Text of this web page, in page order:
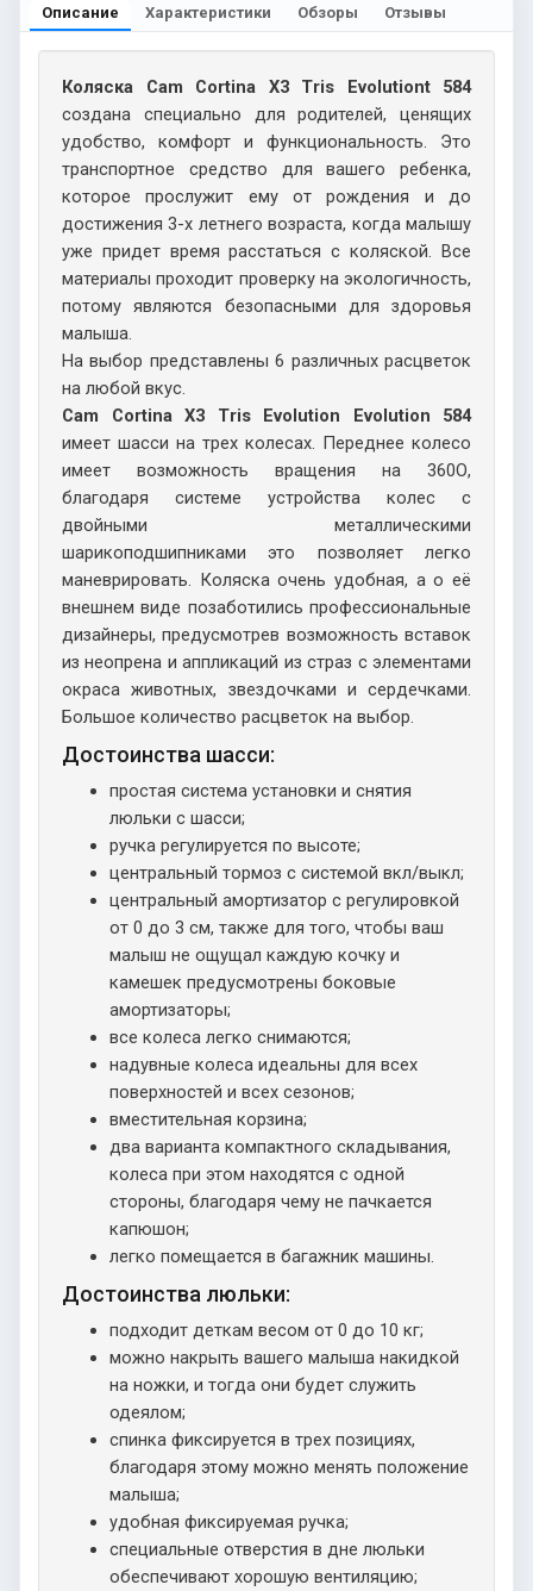
Описание Характеристики Обзоры Отзывы
Коляска Cam Cortina X3 Tris Evolutiont 584
создана специально для родителей, ценящих
удобство, комфорт и функциональность. Это
транспортное средство для вашего ребенка,
которое прослужит ему от рождения и до
достижения 3-х летнего возраста, когда малышу
уже придет время расстаться с коляской. Все
материалы проходит проверку на экологичность,
потому являются безопасными для здоровья
малыша.
На выбор представлены 6 различных расцветок
на любой вкус.
Cam Cortina X3 Tris Evolution Evolution 584
имеет шасси на трех колесах. Переднее колесо
имеет возможность вращения на 360О,
благодаря системе устройства колес с
двойными металлическими
шарикоподшипниками это позволяет легко
маневрировать. Коляска очень удобная, а о её
внешнем виде позаботились профессиональные
дизайнеры, предусмотрев возможность вставок
из неопрена и аппликаций из страз с элементами
окраса животных, звездочками и сердечками.
Большое количество расцветок на выбор.
Достоинства шасси:
простая система установки и снятия
люльки с шасси;
ручка регулируется по высоте;
центральный тормоз с системой вкл/выкл;
центральный амортизатор с регулировкой
от 0 до 3 см, также для того, чтобы ваш
малыш не ощущал каждую кочку и
камешек предусмотрены боковые
амортизаторы;
все колеса легко снимаются;
надувные колеса идеальны для всех
поверхностей и всех сезонов;
вместительная корзина;
два варианта компактного складывания,
колеса при этом находятся с одной
стороны, благодаря чему не пачкается
капюшон;
легко помещается в багажник машины.
Достоинства люльки:
подходит деткам весом от 0 до 10 кг;
можно накрыть вашего малыша накидкой
на ножки, и тогда они будет служить
одеялом;
спинка фиксируется в трех позициях,
благодаря этому можно менять положение
малыша;
удобная фиксируемая ручка;
специальные отверстия в дне люльки
обеспечивают хорошую вентиляцию;